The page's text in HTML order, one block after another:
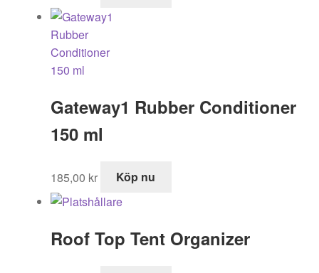
Gateway1 Rubber Conditioner
150 ml
185,00 kr Köp nu
Roof Top Tent Organizer